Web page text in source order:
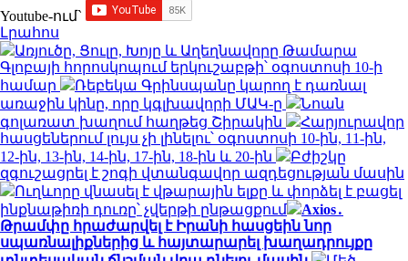
Youtube-ում`
Լրահոս
Առյուծը, Ցուլը, Խոյը և Աղեղնավորը Թամարա
Գլոբայի հորոսկոպում երկուշաբթի՝ օգոստոսի 10-ի
համար
Ռեբեկա Գրինսպանը կարող է դառնալ
առաջին կինը, որը կգլխավորի ՄԱԿ-ը
Նոան
գոլառատ խաղում հաղթեց Շիրակին
Հարյուրավոր
հասցեներում լույս չի լինելու՝ օգոստոսի 10-ին, 11-ին,
12-ին, 13-ին, 14-ին, 17-ին, 18-ին և 20-ին
Բժիշկը
զգուշացրել է շոգի վտանգավոր ազդեցության մասին
Ուղևորը վնասել է վթարային ելքը և փորձել է բացել
ինքնաթիռի դուռը՝ չվերթի ընթացքում
Axios․
Թրամփը հրաժարվել է Իրանի հասցեին նոր
սպառնալիքներից և հայտարարել խաղադրույքը